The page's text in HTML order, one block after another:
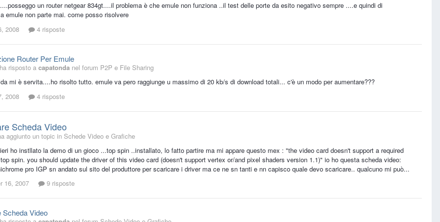
un router netgear 834gt....il problema è che emule non funziona ..il test delle porte da esito negativo sempre ....e quindi di
emule non parte mai. come posso risolvere
2008
4 risposte
Router Per Emule
risposto a capatonda nel forum P2P e File Sharing
mi è servita....ho risolto tutto. emule va pero raggiunge u massimo di 20 kb/s di download totali... c'è un modo per aumentare???
2008
4 risposte
Scheda Video
aggiunto un topic in Schede Video e Grafiche
ho instllato la demo di un gioco ...top spin ..installato, lo fatto partire ma mi appare questo mex : "the video card doesn't support a required
spin. you should update the driver of this video card (doesn't support vertex or/and pixel shaders version 1.1)" io ho questa scheda video:
pro IGP sn andato sul sito del produttore per scaricare i driver ma ce ne sn tanti e nn capisco quale devo scaricare.. qualcuno mi può...
16, 2007
9 risposte
Scheda Video